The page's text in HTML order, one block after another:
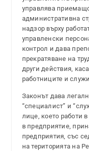
управлява
административна
надзор върху
управленски
контрол и дава
прекратяване на
други действия,
работниците и
Законът дава
“специалист” и
лице, което работи
в предприятие,
предприятия, със
на територията на